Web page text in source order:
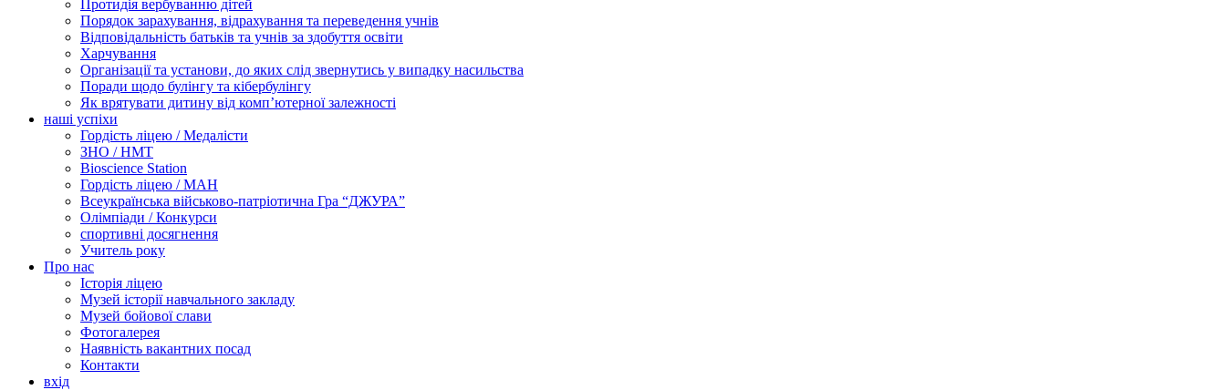
Протидія вербуванню дітей
Порядок зарахування, відрахування та переведення учнів
Відповідальність батьків та учнів за здобуття освіти
Харчування
Організації та установи, до яких слід звернутись у випадку насильства
Поради щодо булінгу та кібербулінгу
Як врятувати дитину від комп’ютерної залежності
наші успіхи
Гордість ліцею / Медалісти
ЗНО / НМТ
Bioscience Station
Гордість ліцею / МАН
Всеукраїнська військово-патріотична Гра “ДЖУРА”
Олімпіади / Конкурси
спортивні досягнення
Учитель року
Про нас
Історія ліцею
Музей історії навчального закладу
Музей бойової слави
Фотогалерея
Наявність вакантних посад
Контакти
вхід